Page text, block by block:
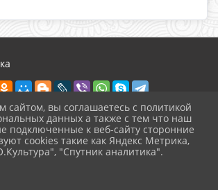
kult.ru
персональных данных
сайтом, вы соглашаетесь с политикой
данных а также с тем что наш
подключенные к веб-сайту сторонние
cookies такие как Яндекс Метрика,
"Спутник аналитика".